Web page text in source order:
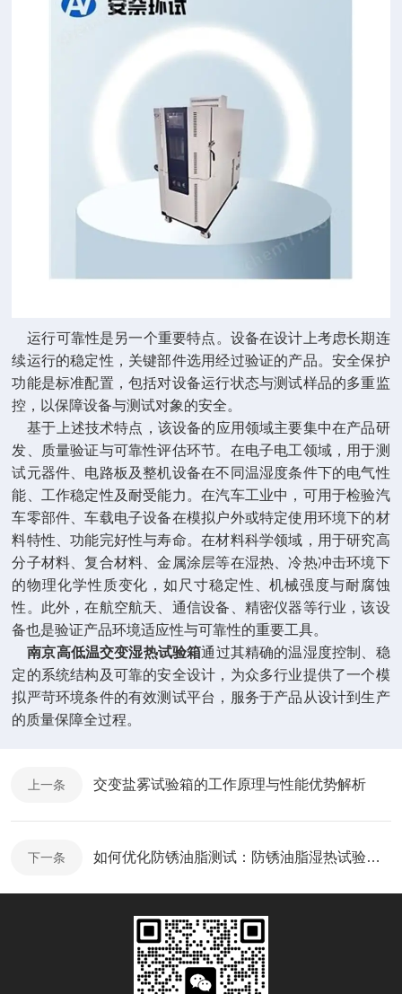
运行可靠性是另一个重要特点。设备在设计上考虑长期连
续运行的稳定性，关键部件选用经过验证的产品。安全保护
功能是标准配置，包括对设备运行状态与测试样品的多重监
控，以保障设备与测试对象的安全。
基于上述技术特点，该设备的应用领域主要集中在产品研
发、质量验证与可靠性评估环节。在电子电工领域，用于测
试元器件、电路板及整机设备在不同温湿度条件下的电气性
能、工作稳定性及耐受能力。在汽车工业中，可用于检验汽
车零部件、车载电子设备在模拟户外或特定使用环境下的材
料特性、功能完好性与寿命。在材料科学领域，用于研究高
分子材料、复合材料、金属涂层等在湿热、冷热冲击环境下
的物理化学性质变化，如尺寸稳定性、机械强度与耐腐蚀
性。此外，在航空航天、通信设备、精密仪器等行业，该设
备也是验证产品环境适应性与可靠性的重要工具。
南京高低温交变湿热试验箱通过其精确的温湿度控制、稳
定的系统结构及可靠的安全设计，为众多行业提供了一个模
拟严苛环境条件的有效测试平台，服务于产品从设计到生产
的质量保障全过程。
上一条 交变盐雾试验箱的工作原理与性能优势解析
下一条 如何优化防锈油脂测试：防锈油脂湿热试验箱的使用技巧